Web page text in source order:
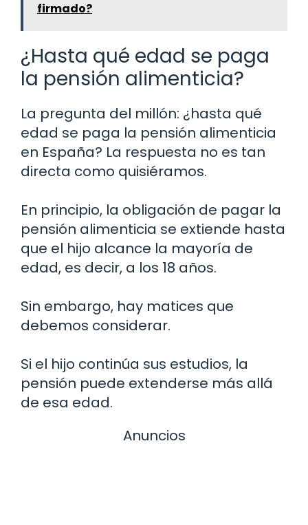
firmado?
¿Hasta qué edad se paga
la pensión alimenticia?
La pregunta del millón: ¿hasta qué
edad se paga la pensión alimenticia
en España? La respuesta no es tan
directa como quisiéramos.
En principio, la obligación de pagar la
pensión alimenticia se extiende hasta
que el hijo alcance la mayoría de
edad, es decir, a los 18 años.
Sin embargo, hay matices que
debemos considerar.
Si el hijo continúa sus estudios, la
pensión puede extenderse más allá
de esa edad.
Anuncios